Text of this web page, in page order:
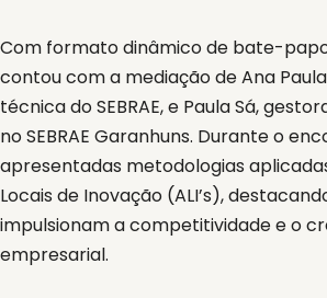
Com formato dinâmico de bate-
contou com a mediação de Ana
técnica do SEBRAE, e Paula Sá,
no SEBRAE Garanhuns. Durante o
apresentadas metodologias
Locais de Inovação (ALI’s),
impulsionam a competitividade e o
empresarial.